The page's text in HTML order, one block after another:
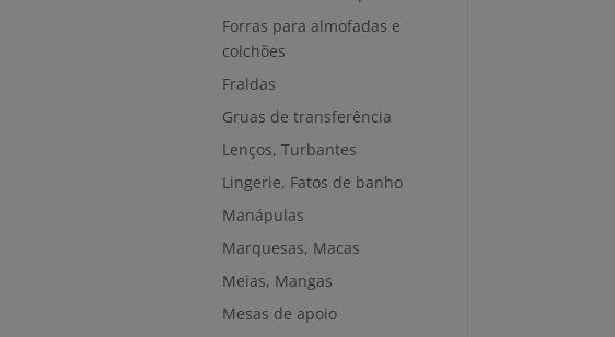
Forras para almofadas e
colchões
Fraldas
Gruas de transferência
Lenços, Turbantes
Lingerie, Fatos de banho
Manápulas
Marquesas, Macas
Meias, Mangas
Mesas de apoio